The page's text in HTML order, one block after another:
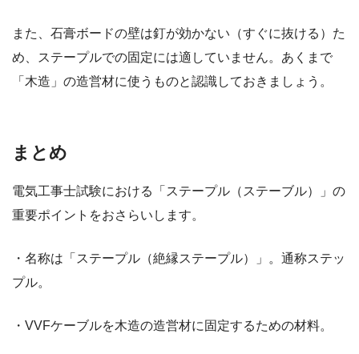
また、石膏ボードの壁は釘が効かない（すぐに抜ける）た
め、ステープルでの固定には適していません。あくまで
「木造」の造営材に使うものと認識しておきましょう。
まとめ
電気工事士試験における「ステープル（ステーブル）」の
重要ポイントをおさらいします。
・名称は「ステープル（絶縁ステープル）」。通称ステッ
プル。
・VVFケーブルを木造の造営材に固定するための材料。